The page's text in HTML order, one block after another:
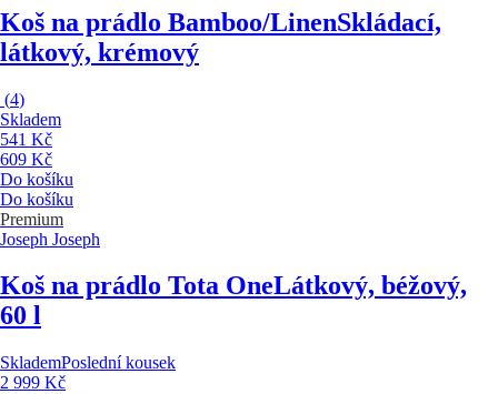
Koš na prádlo Bamboo/LinenSkládací,
látkový, krémový
(4)
Skladem
541 Kč
609 Kč
Do košíku
Do košíku
Premium
Joseph Joseph
Koš na prádlo Tota OneLátkový, béžový,
60 l
SklademPoslední kousek
2 999 Kč